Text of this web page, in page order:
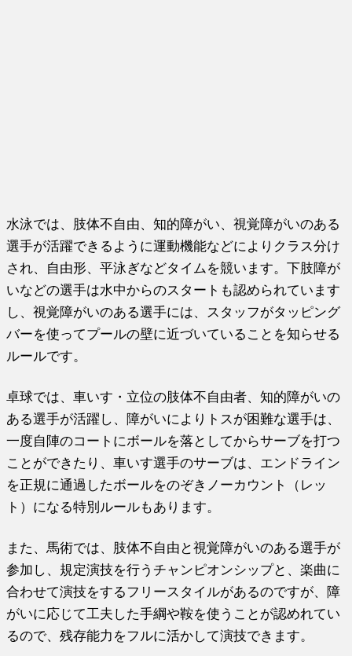
水泳では、肢体不自由、知的障がい、視覚障がいのある
選手が活躍できるように運動機能などによりクラス分け
され、自由形、平泳ぎなどタイムを競います。下肢障が
いなどの選手は水中からのスタートも認められています
し、視覚障がいのある選手には、スタッフがタッピング
バーを使ってプールの壁に近づいていることを知らせる
ルールです。
卓球では、車いす・立位の肢体不自由者、知的障がいの
ある選手が活躍し、障がいによりトスが困難な選手は、
一度自陣のコートにボールを落としてからサーブを打つ
ことができたり、車いす選手のサーブは、エンドライン
を正規に通過したボールをのぞきノーカウント（レッ
ト）になる特別ルールもあります。
また、馬術では、肢体不自由と視覚障がいのある選手が
参加し、規定演技を行うチャンピオンシップと、楽曲に
合わせて演技をするフリースタイルがあるのですが、障
がいに応じて工夫した手綱や鞍を使うことが認めれてい
るので、残存能力をフルに活かして演技できます。